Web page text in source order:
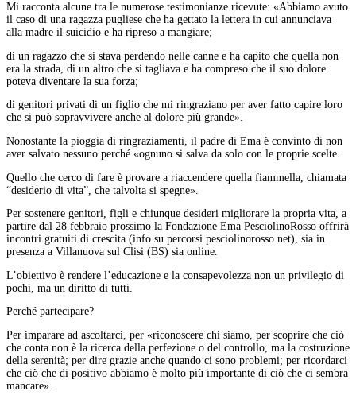
Mi racconta alcune tra le numerose testimonianze ricevute: «Abbiamo avuto
il caso di una ragazza pugliese che ha gettato la lettera in cui annunciava
alla madre il suicidio e ha ripreso a mangiare;
di un ragazzo che si stava perdendo nelle canne e ha capito che quella non
era la strada, di un altro che si tagliava e ha compreso che il suo dolore
poteva diventare la sua forza;
di genitori privati di un figlio che mi ringraziano per aver fatto capire loro
che si può sopravvivere anche al dolore più grande».
Nonostante la pioggia di ringraziamenti, il padre di Ema è convinto di non
aver salvato nessuno perché «ognuno si salva da solo con le proprie scelte.
Quello che cerco di fare è provare a riaccendere quella fiammella, chiamata
“desiderio di vita”, che talvolta si spegne».
Per sostenere genitori, figli e chiunque desideri migliorare la propria vita, a
partire dal 28 febbraio prossimo la Fondazione Ema PesciolinoRosso offrirà
incontri gratuiti di crescita (info su percorsi.pesciolinorosso.net), sia in
presenza a Villanuova sul Clisi (BS) sia online.
L’obiettivo è rendere l’educazione e la consapevolezza non un privilegio di
pochi, ma un diritto di tutti.
Perché partecipare?
Per imparare ad ascoltarci, per «riconoscere chi siamo, per scoprire che ciò
che conta non è la ricerca della perfezione o del controllo, ma la costruzione
della serenità; per dire grazie anche quando ci sono problemi; per ricordarci
che ciò che di positivo abbiamo è molto più importante di ciò che ci sembra
mancare».